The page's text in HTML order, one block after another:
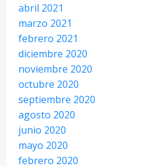
abril 2021
marzo 2021
febrero 2021
diciembre 2020
noviembre 2020
octubre 2020
septiembre 2020
agosto 2020
junio 2020
mayo 2020
febrero 2020